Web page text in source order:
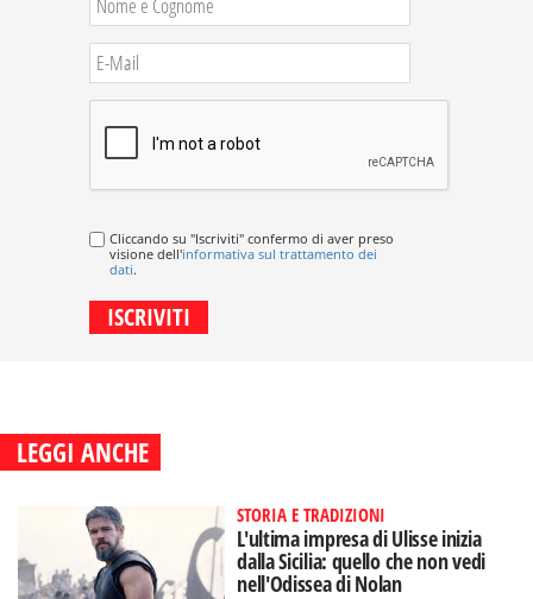
Cliccando su "Iscriviti" confermo di aver preso
visione dell'informativa sul trattamento dei
dati.
LEGGI ANCHE
STORIA E TRADIZIONI
L'ultima impresa di Ulisse inizia
dalla Sicilia: quello che non vedi
nell'Odissea di Nolan